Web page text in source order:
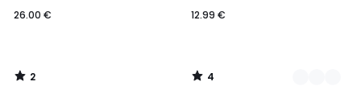
26.00 €
2
/
12.99 €
4
/